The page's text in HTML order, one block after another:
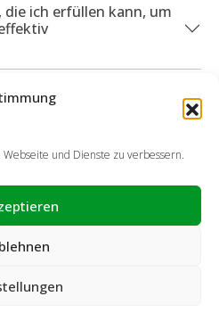
und Dienste zu verbessern.
die ich erfüllen kann, um
in Anspruch nehmen,
Insektenarten